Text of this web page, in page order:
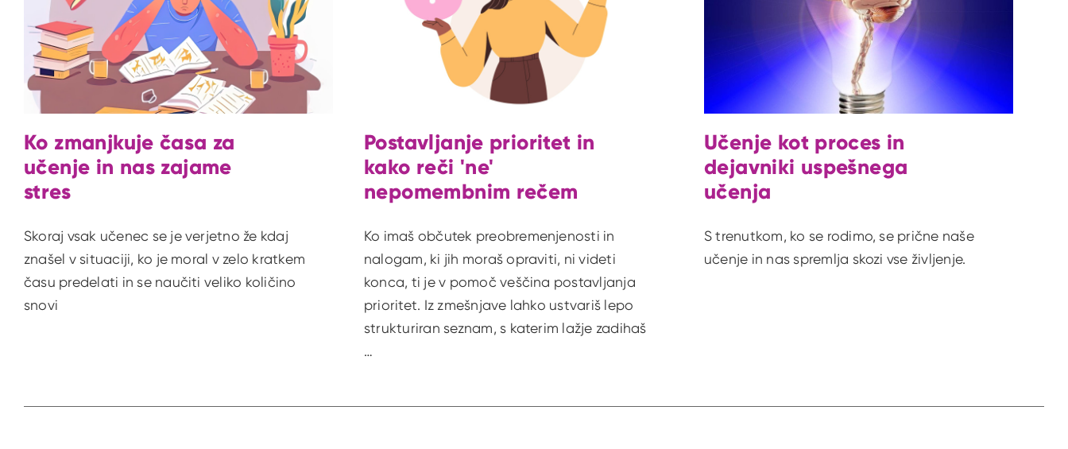
Ko zmanjkuje časa za
učenje in nas zajame
stres
Skoraj vsak učenec se je verjetno že kdaj
znašel v situaciji, ko je moral v zelo kratkem
času predelati in se naučiti veliko količino
snovi
Postavljanje prioritet in
kako reči 'ne'
nepomembnim rečem
Ko imaš občutek preobremenjenosti in
nalogam, ki jih moraš opraviti, ni videti
konca, ti je v pomoč veščina postavljanja
prioritet. Iz zmešnjave lahko ustvariš lepo
strukturiran seznam, s katerim lažje zadihaš
…
Učenje kot proces in
dejavniki uspešnega
učenja
S trenutkom, ko se rodimo, se prične naše
učenje in nas spremlja skozi vse življenje.